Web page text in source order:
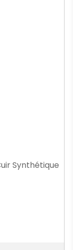
Synthétique